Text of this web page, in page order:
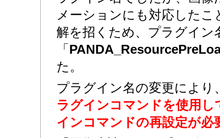
メーションにも対応したこ
解を招くため、プラグイン
「
た。
プラグイン名の変更により
ラグインコマンドを使用
インコマンドの再設定が必